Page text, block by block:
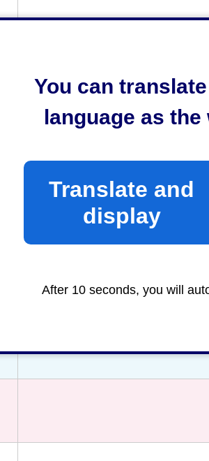
You can
language as
Translate and
display
After 10 seconds, you will